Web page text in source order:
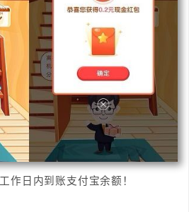
作日内到账支付宝余额！